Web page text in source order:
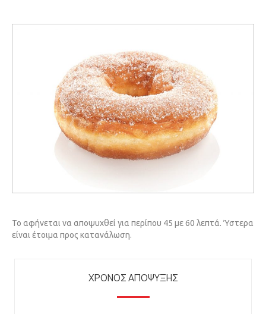
Το αφήνεται να αποψυχθεί για περίπου 45 με 60 λεπτά. Ύστερα
είναι έτοιμα προς κατανάλωση.
ΧΡΟΝΟΣ ΑΠΟΨΥΞΗΣ